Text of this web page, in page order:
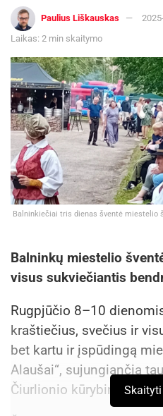
Paulius Liškauskas
Laikas: 2 min skaitymo
Balninkiečiai tris dienas šventė miestelio
Balninkų miestelio
visus sukviečiantis
Rugpjūčio 8–10
kraštiečius, svečius ir
bet kartu ir įspūdingą
Alaušai“, sujungiančią
Čiurlionio kūrybinę